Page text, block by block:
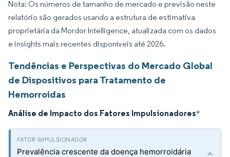
Nota: Os números de tamanho de mercado e previsão neste
relatório são gerados usando a estrutura de estimativa
proprietária da Mordor Intelligence, atualizada com os dados
e insights mais recentes disponíveis até 2026.
Tendências e Perspectivas do Mercado Global
de Dispositivos para Tratamento de
Hemorroidas
Análise de Impacto dos Fatores Impulsionadores*
Prevalência crescente da doença hemorroidária